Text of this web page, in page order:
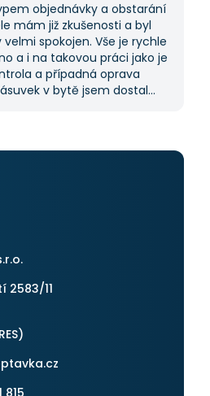
objednávky a obstarání
mám již zkušenosti a byl
velmi spokojen. Vše je rychle
a i na takovou práci jako je
a případná oprava
v bytě jsem dostal
jistě se obrátím na stejnou
2583/11
)
815